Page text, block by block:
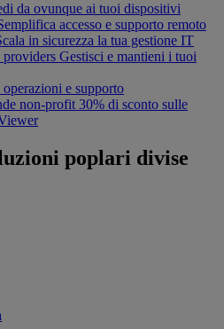
da ovunque ai tuoi dispositivi
accesso e supporto remoto
in sicurezza la tua gestione IT
providers Gestisci e mantieni i tuoi
e supporto
non-profit 30% di sconto sulle
poplari divise